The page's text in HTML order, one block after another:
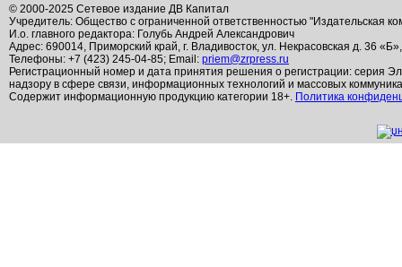
© 2000-2025 Сетевое издание ДВ Капитал
Учредитель: Общество с ограниченной ответственностью "Издательская
И.о. главного редактора: Голубь Андрей Александрович
Адрес: 690014, Приморский край, г. Владивосток, ул. Некрасовская д. 36
Телефоны: +7 (423) 245-04-85; Email: priem@zrpress.ru
Регистрационный номер и дата принятия решения о регистрации: серия
надзору в сфере связи, информационных технологий и массовых
Содержит информационную продукцию категории 18+. Политика